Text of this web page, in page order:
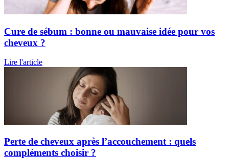
Cure de sébum : bonne ou mauvaise idée pour vos
cheveux ?
Lire l'article
Perte de cheveux après l’accouchement : quels
compléments choisir ?